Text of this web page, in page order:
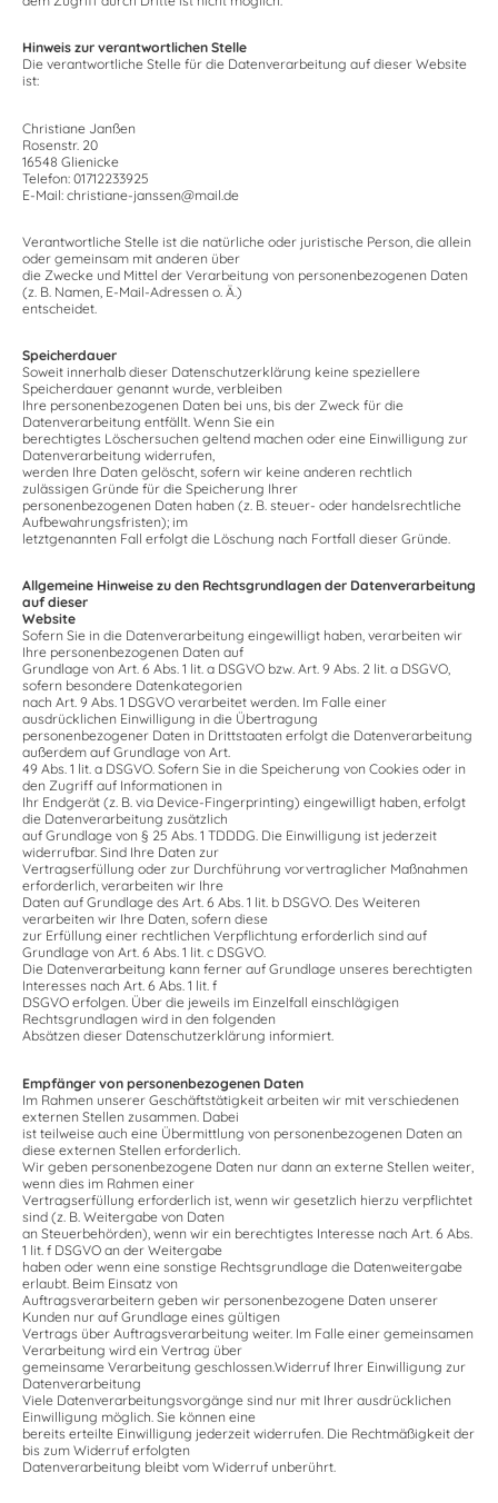
Hinweis zur verantwortlichen Stelle
Die verantwortliche Stelle für die Datenverarbeitung auf dieser Website
ist:
Christiane Janßen
Rosenstr. 20
16548 Glienicke
Telefon: 01712233925
E-Mail: christiane-janssen@mail.de
Verantwortliche Stelle ist die natürliche oder juristische Person, die allein
oder gemeinsam mit anderen über
die Zwecke und Mittel der Verarbeitung von personenbezogenen Daten
(z. B. Namen, E-Mail-Adressen o. Ä.)
entscheidet.
Speicherdauer
Soweit innerhalb dieser Datenschutzerklärung keine speziellere
Speicherdauer genannt wurde, verbleiben
Ihre personenbezogenen Daten bei uns, bis der Zweck für die
Datenverarbeitung entfällt. Wenn Sie ein
berechtigtes Löschersuchen geltend machen oder eine Einwilligung zur
Datenverarbeitung widerrufen,
werden Ihre Daten gelöscht, sofern wir keine anderen rechtlich
zulässigen Gründe für die Speicherung Ihrer
personenbezogenen Daten haben (z. B. steuer- oder handelsrechtliche
Aufbewahrungsfristen); im
letztgenannten Fall erfolgt die Löschung nach Fortfall dieser Gründe.
Allgemeine Hinweise zu den Rechtsgrundlagen der Datenverarbeitung
auf dieser
Website
Sofern Sie in die Datenverarbeitung eingewilligt haben, verarbeiten wir
Ihre personenbezogenen Daten auf
Grundlage von Art. 6 Abs. 1 lit. a DSGVO bzw. Art. 9 Abs. 2 lit. a DSGVO,
sofern besondere Datenkategorien
nach Art. 9 Abs. 1 DSGVO verarbeitet werden. Im Falle einer
ausdrücklichen Einwilligung in die Übertragung
personenbezogener Daten in Drittstaaten erfolgt die Datenverarbeitung
außerdem auf Grundlage von Art.
49 Abs. 1 lit. a DSGVO. Sofern Sie in die Speicherung von Cookies oder in
den Zugriff auf Informationen in
Ihr Endgerät (z. B. via Device-Fingerprinting) eingewilligt haben, erfolgt
die Datenverarbeitung zusätzlich
auf Grundlage von § 25 Abs. 1 TDDDG. Die Einwilligung ist jederzeit
widerrufbar. Sind Ihre Daten zur
Vertragserfüllung oder zur Durchführung vorvertraglicher Maßnahmen
erforderlich, verarbeiten wir Ihre
Daten auf Grundlage des Art. 6 Abs. 1 lit. b DSGVO. Des Weiteren
verarbeiten wir Ihre Daten, sofern diese
zur Erfüllung einer rechtlichen Verpflichtung erforderlich sind auf
Grundlage von Art. 6 Abs. 1 lit. c DSGVO.
Die Datenverarbeitung kann ferner auf Grundlage unseres berechtigten
Interesses nach Art. 6 Abs. 1 lit. f
DSGVO erfolgen. Über die jeweils im Einzelfall einschlägigen
Rechtsgrundlagen wird in den folgenden
Absätzen dieser Datenschutzerklärung informiert.
Empfänger von personenbezogenen Daten
Im Rahmen unserer Geschäftstätigkeit arbeiten wir mit verschiedenen
externen Stellen zusammen. Dabei
ist teilweise auch eine Übermittlung von personenbezogenen Daten an
diese externen Stellen erforderlich.
Wir geben personenbezogene Daten nur dann an externe Stellen weiter,
wenn dies im Rahmen einer
Vertragserfüllung erforderlich ist, wenn wir gesetzlich hierzu verpflichtet
sind (z. B. Weitergabe von Daten
an Steuerbehörden), wenn wir ein berechtigtes Interesse nach Art. 6 Abs.
1 lit. f DSGVO an der Weitergabe
haben oder wenn eine sonstige Rechtsgrundlage die Datenweitergabe
erlaubt. Beim Einsatz von
Auftragsverarbeitern geben wir personenbezogene Daten unserer
Kunden nur auf Grundlage eines gültigen
Vertrags über Auftragsverarbeitung weiter. Im Falle einer gemeinsamen
Verarbeitung wird ein Vertrag über
gemeinsame Verarbeitung geschlossen.Widerruf Ihrer Einwilligung zur
Datenverarbeitung
Viele Datenverarbeitungsvorgänge sind nur mit Ihrer ausdrücklichen
Einwilligung möglich. Sie können eine
bereits erteilte Einwilligung jederzeit widerrufen. Die Rechtmäßigkeit der
bis zum Widerruf erfolgten
Datenverarbeitung bleibt vom Widerruf unberührt.